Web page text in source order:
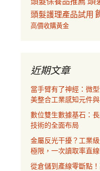
頭髮護理產品試用
高價收購黃金
近期文章
當手臂有了神經：微
美整合工業感知元件
數位雙生數據基石：
技術的全面布局
金屬反光干擾？工業
極限，一次讀取率直
從倉儲到產線零斷點